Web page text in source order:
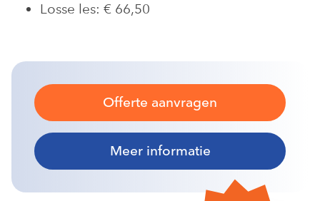
Losse les: € 66,50
Offerte aanvragen
Meer informatie